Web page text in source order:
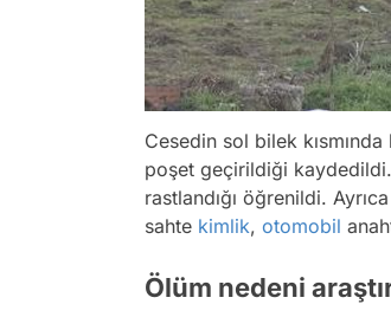
Cesedin sol bilek
poşet geçirildiği
rastlandığı öğrenildi.
sahte kimlik, otomobil
Ölüm nedeni